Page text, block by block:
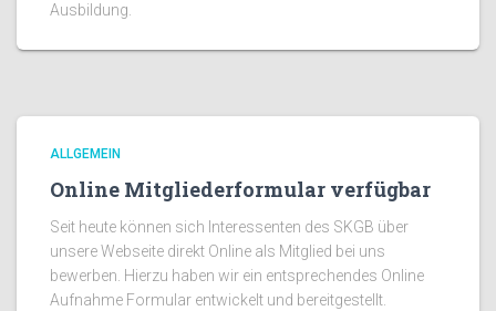
Ausbildung.
ALLGEMEIN
Online Mitgliederformular verfügbar
Seit heute können sich Interessenten des SKGB über
unsere Webseite direkt Online als Mitglied bei uns
bewerben. Hierzu haben wir ein entsprechendes Online
Aufnahme Formular entwickelt und bereitgestellt.